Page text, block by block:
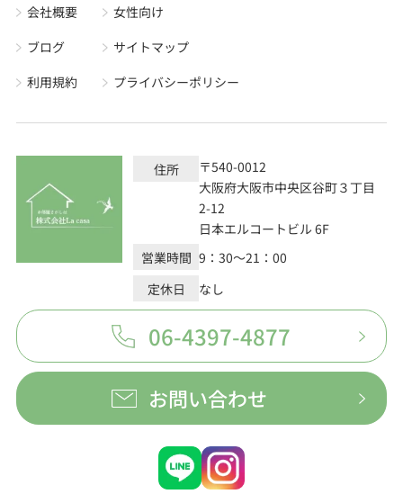
会社概要
ブログ
利用規約
女性向け
サイトマップ
プライバシーポリシー
住所
〒540-0012
大阪府大阪市中央区谷町３丁目
2-12
日本エルコートビル 6F
営業時間 9：30～21：00
定休日
なし
06-4397-4877
お問い合わせ